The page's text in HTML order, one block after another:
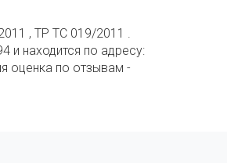
, ТР ТС 019/2011 .
и находится по адресу:
оценка по отзывам -